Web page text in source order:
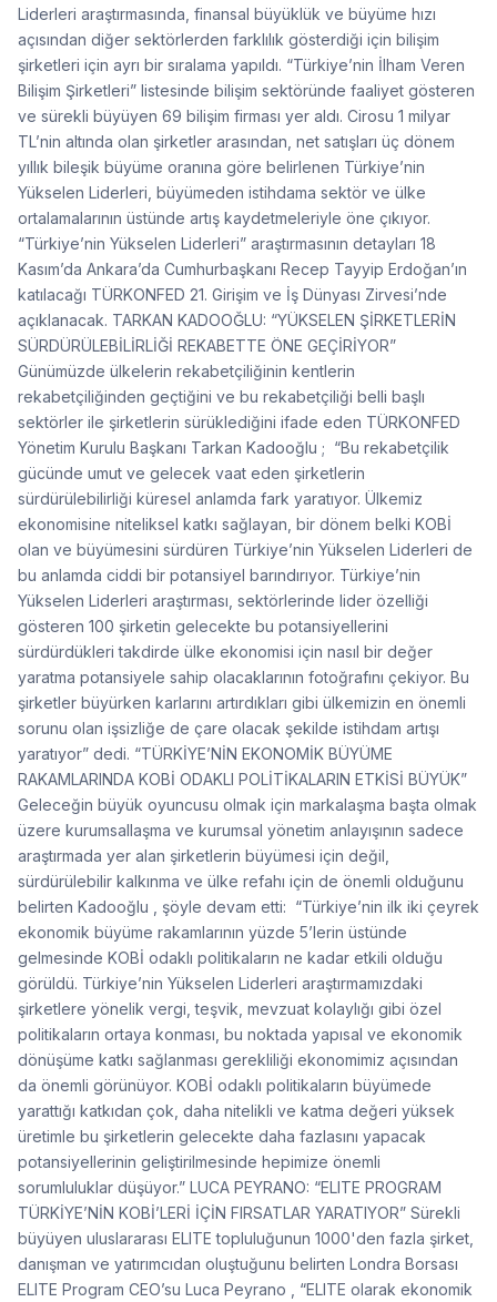
Liderleri araştırmasında, finansal büyüklük ve büyüme hızı
açısından diğer sektörlerden farklılık gösterdiği için bilişim
şirketleri için ayrı bir sıralama yapıldı. “Türkiye’nin İlham Veren
Bilişim Şirketleri” listesinde bilişim sektöründe faaliyet gösteren
ve sürekli büyüyen 69 bilişim firması yer aldı. Cirosu 1 milyar
TL’nin altında olan şirketler arasından, net satışları üç dönem
yıllık bileşik büyüme oranına göre belirlenen Türkiye’nin
Yükselen Liderleri, büyümeden istihdama sektör ve ülke
ortalamalarının üstünde artış kaydetmeleriyle öne çıkıyor.
“Türkiye’nin Yükselen Liderleri” araştırmasının detayları 18
Kasım’da Ankara’da Cumhurbaşkanı Recep Tayyip Erdoğan’ın
katılacağı TÜRKONFED 21. Girişim ve İş Dünyası Zirvesi’nde
açıklanacak. TARKAN KADOOĞLU: “YÜKSELEN ŞİRKETLERİN
SÜRDÜRÜLEBİLİRLİĞİ REKABETTE ÖNE GEÇİRİYOR”
Günümüzde ülkelerin rekabetçiliğinin kentlerin
rekabetçiliğinden geçtiğini ve bu rekabetçiliği belli başlı
sektörler ile şirketlerin sürüklediğini ifade eden TÜRKONFED
Yönetim Kurulu Başkanı Tarkan Kadooğlu ; “Bu rekabetçilik
gücünde umut ve gelecek vaat eden şirketlerin
sürdürülebilirliği küresel anlamda fark yaratıyor. Ülkemiz
ekonomisine niteliksel katkı sağlayan, bir dönem belki KOBİ
olan ve büyümesini sürdüren Türkiye’nin Yükselen Liderleri de
bu anlamda ciddi bir potansiyel barındırıyor. Türkiye’nin
Yükselen Liderleri araştırması, sektörlerinde lider özelliği
gösteren 100 şirketin gelecekte bu potansiyellerini
sürdürdükleri takdirde ülke ekonomisi için nasıl bir değer
yaratma potansiyele sahip olacaklarının fotoğrafını çekiyor. Bu
şirketler büyürken karlarını artırdıkları gibi ülkemizin en önemli
sorunu olan işsizliğe de çare olacak şekilde istihdam artışı
yaratıyor” dedi. “TÜRKİYE’NİN EKONOMİK BÜYÜME
RAKAMLARINDA KOBİ ODAKLI POLİTİKALARIN ETKİSİ BÜYÜK”
Geleceğin büyük oyuncusu olmak için markalaşma başta olmak
üzere kurumsallaşma ve kurumsal yönetim anlayışının sadece
araştırmada yer alan şirketlerin büyümesi için değil,
sürdürülebilir kalkınma ve ülke refahı için de önemli olduğunu
belirten Kadooğlu , şöyle devam etti: “Türkiye’nin ilk iki çeyrek
ekonomik büyüme rakamlarının yüzde 5’lerin üstünde
gelmesinde KOBİ odaklı politikaların ne kadar etkili olduğu
görüldü. Türkiye’nin Yükselen Liderleri araştırmamızdaki
şirketlere yönelik vergi, teşvik, mevzuat kolaylığı gibi özel
politikaların ortaya konması, bu noktada yapısal ve ekonomik
dönüşüme katkı sağlanması gerekliliği ekonomimiz açısından
da önemli görünüyor. KOBİ odaklı politikaların büyümede
yarattığı katkıdan çok, daha nitelikli ve katma değeri yüksek
üretimle bu şirketlerin gelecekte daha fazlasını yapacak
potansiyellerinin geliştirilmesinde hepimize önemli
sorumluluklar düşüyor.” LUCA PEYRANO: “ELITE PROGRAM
TÜRKİYE’NİN KOBİ’LERİ İÇİN FIRSATLAR YARATIYOR” Sürekli
büyüyen uluslararası ELITE topluluğunun 1000'den fazla şirket,
danışman ve yatırımcıdan oluştuğunu belirten Londra Borsası
ELITE Program CEO’su Luca Peyrano , “ELITE olarak ekonomik